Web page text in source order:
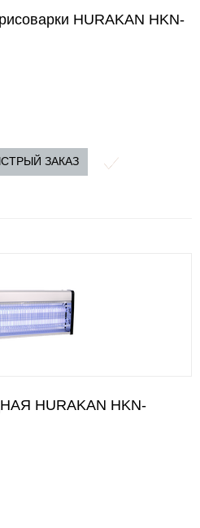
HURAKAN HKN-
ЗАКАЗ
HURAKAN HKN-